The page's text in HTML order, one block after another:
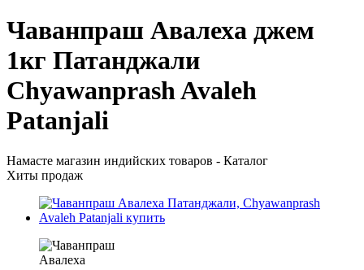
Чаванпраш Авалеха джем
1кг Патанджали
Chyawanprash Avaleh
Patanjali
Намасте магазин индийских товаров - Каталог
Хиты продаж